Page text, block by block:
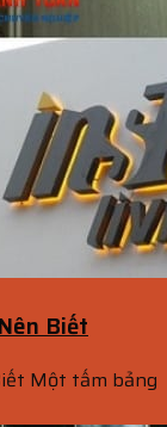
Biết
Một tấm bảng